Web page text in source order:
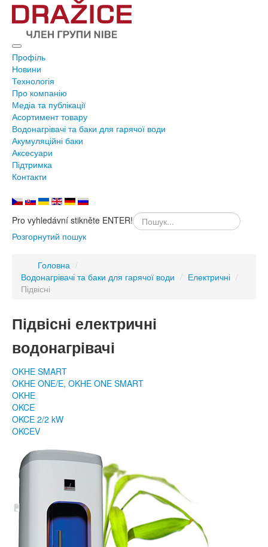
Профіль
Новини
Технологія
Про компанію
Медіа та публікації
Асортимент товару
Водонагрівачі та баки для гарячої води
Акумуляційні баки
Аксесуари
Підтримка
Контакти
Pro vyhledávní stikněte ENTER!
Розгорнутий пошук
Головна /
Водонагрівачі та баки для гарячої води / Електричні /
Підвісні
Підвісні електричні
водонагрівачі
OKHE SMART
OKHE ONE/E, OKHE ONE SMART
OKHE
OKCE
OKCE 2/2 kW
OKCEV